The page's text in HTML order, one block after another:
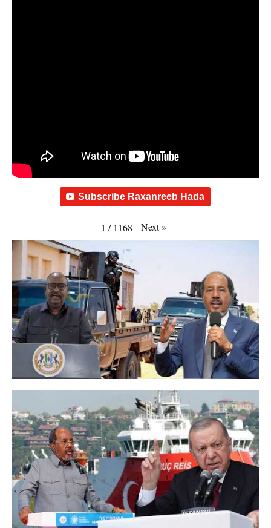
Subscribe Raxanreeb Hada
1 / 1168 Next»